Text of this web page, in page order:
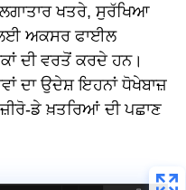
ਖਤਰੇ, ਸੁਰੱਖਿਆ
ਅਕਸਰ ਫਾਈਲ
ਦੀ ਵਰਤੋਂ ਕਰਦੇ ਹਨ।
ਦਾ ਉਦੇਸ਼ ਇਹਨਾਂ ਧੋਖੇਬਾਜ਼
ਡੇ ਖ਼ਤਰਿਆਂ ਦੀ ਪਛਾਣ